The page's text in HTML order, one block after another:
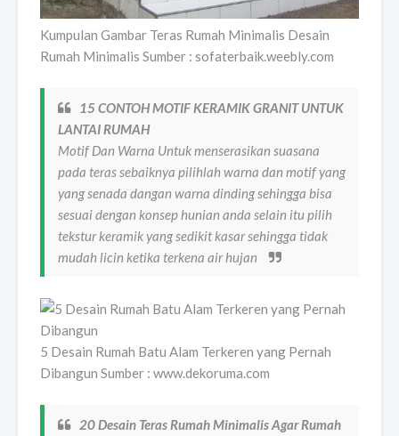
Kumpulan Gambar Teras Rumah Minimalis Desain
Rumah Minimalis Sumber : sofaterbaik.weebly.com
15 CONTOH MOTIF KERAMIK GRANIT UNTUK
LANTAI RUMAH
Motif Dan Warna Untuk menserasikan suasana
pada teras sebaiknya pilihlah warna dan motif yang
yang senada dangan warna dinding sehingga bisa
sesuai dengan konsep hunian anda selain itu pilih
tekstur keramik yang sedikit kasar sehingga tidak
mudah licin ketika terkena air hujan
5 Desain Rumah Batu Alam Terkeren yang Pernah
Dibangun Sumber : www.dekoruma.com
20 Desain Teras Rumah Minimalis Agar Rumah